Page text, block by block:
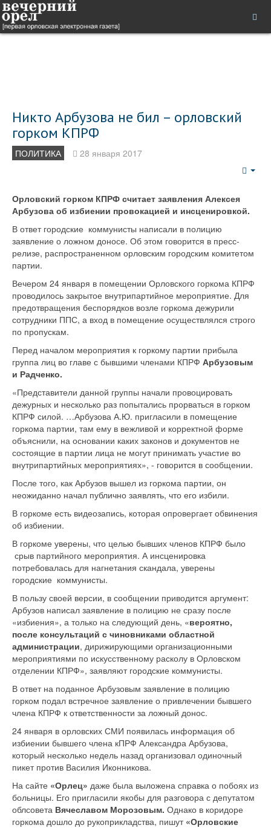
Никто Арбузова не бил – орловский
горком КПРФ
ПОЛИТИКА 28 января 2017
Орловский горком КПРФ считает заявления Алексея
Арбузова об избиении провокацией и инсценировкой.
В ответ городские коммунисты написали в полицию
заявление о ложном доносе. Об этом говорится в пресс-
релизе, распространенном орловским городским комитетом
партии.
Вечером 24 января в помещении Орловского горкома КПРФ
проводилось закрытое внутрипартийное мероприятие. Для
предотвращения беспорядков возле горкома дежурили
сотрудники ППС, а вход в помещение осуществлялся строго
по пропускам.
Перед началом мероприятия к горкому партии прибыла
группа лиц во главе с бывшими членами КПРФ Арбузовым
и Радченко.
«Представители данной группы начали провоцировать
дежурных и несколько раз попытались прорваться в горком
КПРФ силой. …Арбузова А.Ю. пригласили в помещение
горкома партии, там ему в вежливой и корректной форме
объяснили, на основании каких законов и документов не
состоящие в партии лица не могут принимать участие во
внутрипартийных мероприятиях», - говорится в сообщении.
После того, как Арбузов вышел из горкома партии, он
неожиданно начал публично заявлять, что его избили.
В горкоме есть видеозапись, которая опровергает обвинения
об избиении.
В горкоме уверены, что целью бывших членов КПРФ было
срыв партийного мероприятия. А инсценировка
потребовалась для нагнетания скандала, уверены
городские коммунисты.
В пользу своей версии, в сообщении приводится аргумент:
Арбузов написал заявление в полицию не сразу после
«избиения», а только на следующий день, «вероятно,
после консультаций с чиновниками областной
администрации, дирижирующими организационными
мероприятиями по искусственному расколу в Орловском
отделении КПРФ», заявляют городские коммунисты.
В ответ на поданное Арбузовым заявление в полицию
горком подал встречное заявление о привлечении бывшего
члена КПРФ к ответственности за ложный донос.
24 января в орловских СМИ появилась информация об
избиении бывшего члена кПРФ Александра Арбузова,
который несколько недель назад организовал одиночный
пикет против Василия Иконникова.
На сайте «Орлец» даже была выложена справка о побоях из
больницы. Его пригласили якобы для разговора с депутатом
облсовета Вячеславом Морозовым. Однако в коридоре
горкома дошло до рукоприкладства, пишут «Орловские